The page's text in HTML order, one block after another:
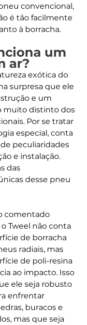
convencional,
é tão facilmente
à borracha.
um
ar?
exótica do
surpresa que ele
e um
muito distinto dos
Por se tratar
especial, conta
peculiaridades
e instalação.
das
desse pneu
comentado
Tweel não conta
de borracha
radiais, mas
de poli-resina
ao impacto. Isso
ele seja robusto
enfrentar
buracos e
mas que seja